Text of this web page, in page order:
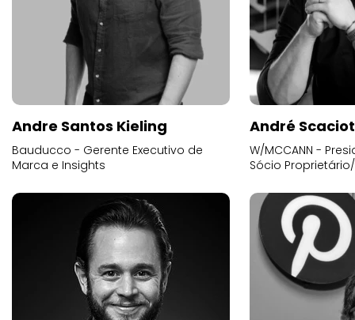
Andre Santos Kieling
Bauducco - Gerente Executivo de
Marca e Insights
André
W/MCCANN -
Sócio